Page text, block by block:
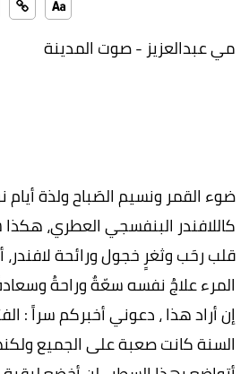
مي عبدالعزيز - صوت المدينة
ضوء القمر ونسيم الصَباح ولذة
كاللافندر البنفسجي العطري،
قلب رحَب وثغرٍ خجول ورائحة لافندر،
المرء علاجُ نفسه سعّةٌ وراحةُ
إن أراد هذا ، دعوني أخبركم سراً :
السنة كانت صعبة على الجميع